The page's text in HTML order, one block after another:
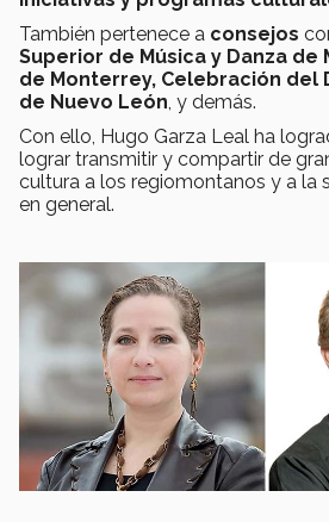
También pertenece a consejos
Superior de Música y Danza
de Monterrey, Celebración del
de Nuevo León , y demás.
Con ello, Hugo Garza Leal ha
lograr transmitir y compartir de
cultura a los regiomontanos y a la
en general.